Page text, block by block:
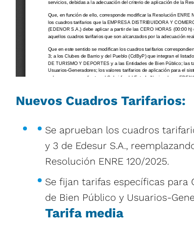
Nuevos Cuadros Tarifarios:
Se aprueban los cuadros
y 3 de Edesur S.A.,
Resolución ENRE 120/2025.
Se fijan tarifas específicas para
de Bien Público y Usuarios-
Tarifa media